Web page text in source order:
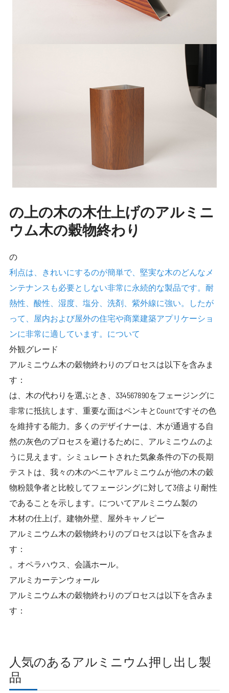
の上の木の木仕上げのアルミニ
ウム木の穀物終わり
の
利点は、きれいにするのが簡単で、堅実な木のどんなメ
ンテナンスも必要としない非常に永続的な製品です。耐
熱性、酸性、湿度、塩分、洗剤、紫外線に強い。したが
って、屋内および屋外の住宅や商業建築アプリケーショ
ンに非常に適しています。について
外観グレード
アルミニウム木の穀物終わりのプロセスは以下を含みま
す：
は、木の代わりを選ぶとき、334567890をフェージングに
非常に抵抗します、重要な面はペンキとCountですその色
を維持する能力。多くのデザイナーは、木が通過する自
然の灰色のプロセスを避けるために、アルミニウムのよ
うに見えます。シミュレートされた気象条件の下の長期
テストは、我々の木のベニヤアルミニウムが他の木の穀
物粉競争者と比較してフェージングに対して3倍より耐性
であることを示します。についてアルミニウム製の
木材の仕上げ。建物外壁、屋外キャノピー
アルミニウム木の穀物終わりのプロセスは以下を含みま
す：
。オペラハウス、会議ホール。
アルミカーテンウォール
アルミニウム木の穀物終わりのプロセスは以下を含みま
す：
人気のあるアルミニウム押し出し製
品